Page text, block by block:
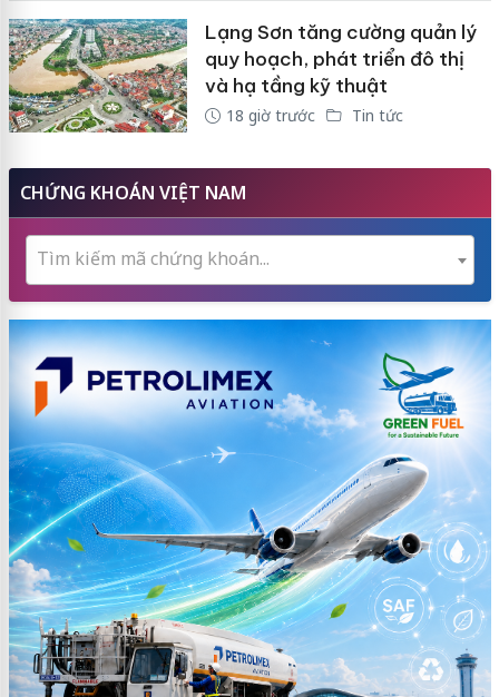
Lạng Sơn tăng cường quản lý
quy hoạch, phát triển đô thị
và hạ tầng kỹ thuật
18 giờ trước Tin tức
CHỨNG KHOÁN VIỆT NAM
Tìm kiếm mã chứng khoán...